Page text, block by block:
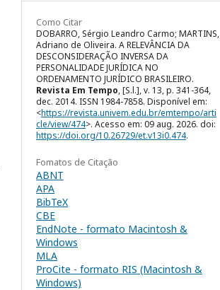
Como Citar
DOBARRO, Sérgio Leandro Carmo; MARTINS,
Adriano de Oliveira. A RELEVÂNCIA DA
DESCONSIDERAÇÃO INVERSA DA
PERSONALIDADE JURÍDICA NO
ORDENAMENTO JURÍDICO BRASILEIRO.
Revista Em Tempo, [S.l.], v. 13, p. 341-364,
dec. 2014. ISSN 1984-7858. Disponível em:
<https://revista.univem.edu.br/emtempo/arti
cle/view/474>. Acesso em: 09 aug. 2026. doi:
https://doi.org/10.26729/et.v13i0.474.
Fomatos de Citação
ABNT
APA
BibTeX
CBE
EndNote - formato Macintosh &
Windows
MLA
ProCite - formato RIS (Macintosh &
Windows)